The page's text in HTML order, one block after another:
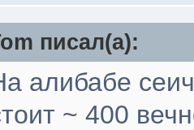
писал(a):
алибабе
~ 400